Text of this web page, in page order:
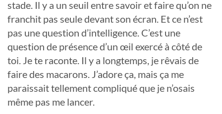
stade. Il y a un seuil entre savoir et faire qu’on ne
franchit pas seule devant son écran. Et ce n’est
pas une question d’intelligence. C’est une
question de présence d’un œil exercé à côté de
toi. Je te raconte. Il y a longtemps, je rêvais de
faire des macarons. J’adore ça, mais ça me
paraissait tellement compliqué que je n’osais
même pas me lancer.